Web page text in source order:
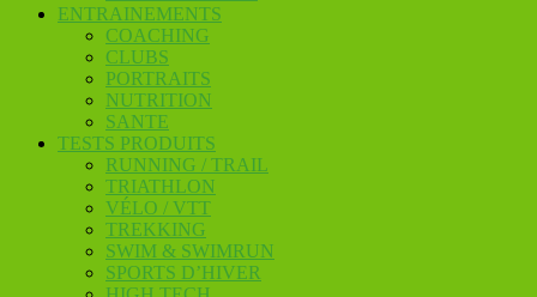
ENTRAINEMENTS
COACHING
CLUBS
PORTRAITS
NUTRITION
SANTE
TESTS PRODUITS
RUNNING / TRAIL
TRIATHLON
VÉLO / VTT
TREKKING
SWIM & SWIMRUN
SPORTS D’HIVER